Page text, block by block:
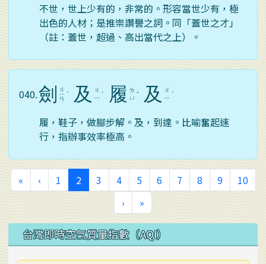
不世，世上少有的，非常的。形容當世少有，極
出色的人材；是推崇讚譽之詞。同「蓋世之才」
（註：蓋世，超過、高出當代之上）。
040.劍 ㄐ
ㄧ
ㄢ
ˋ 及
ㄐ
ㄧ ˊ 履 ㄌ
ㄩ ˇ 及
ㄐ
ㄧ ˊ
履，鞋子，做腳步解。及，到達。比喻奮起速
行，指辦事效率極高。
«第一頁
‹上一頁
1 2(目前頁次)
3 4 5 6 7 8 9
10
›下一頁
»最後頁
左邊區域內容
台灣即時空氣質量指數（AQI）